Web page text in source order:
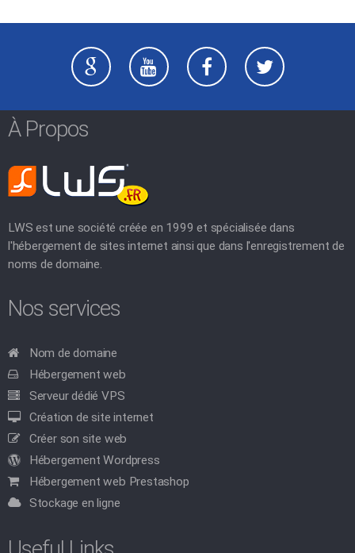
À Propos
LWS est une société créée en 1999 et spécialisée dans
l'hébergement de sites internet ainsi que dans l'enregistrement de
noms de domaine.
Nos services
Nom de domaine
Hébergement web
Serveur dédié VPS
Création de site internet
Créer son site web
Hébergement Wordpress
Hébergement web Prestashop
Stockage en ligne